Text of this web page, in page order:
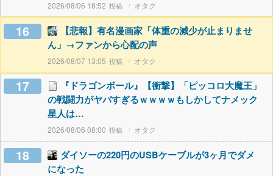
2026/08/06 18:52 オタク
16
【悲報】有名漫画家「体重の減少が止まりませ
ん」→ファンから心配の声
2026/08/07 13:05 オタク
17
『ドラゴンボール』【衝撃】「ピッコロ大魔王」
の戦闘力がヤバすぎるｗｗｗｗもしかしてナメック
星人は…
2026/08/06 08:00 オタク
18
ダイソーの220円のUSBケーブルが3ヶ月でダメ
になった